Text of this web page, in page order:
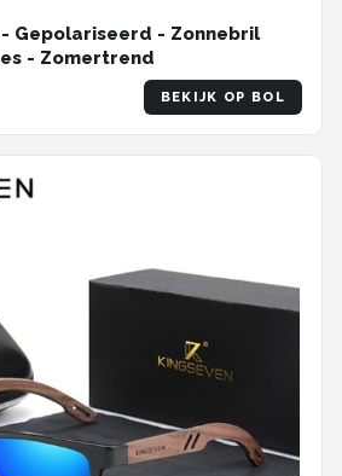
Gepolariseerd - Zonnebril
- Zomertrend
BEKIJK OP BOL